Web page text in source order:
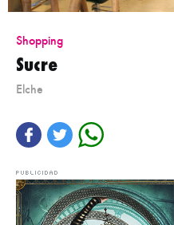
Shopping
Sucre
Elche